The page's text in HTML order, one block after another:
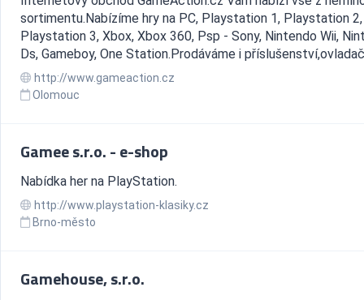
sortimentu.Nabízíme hry na PC, Playstation 1, Playstation 2,
Playstation 3, Xbox, Xbox 360, Psp - Sony, Nintendo Wii,
Ds, Gameboy, One Station.Prodáváme i
http://www.gameaction.cz
Olomouc
Gamee s.r.o. - e-shop
Nabídka her na PlayStation.
http://www.playstation-klasiky.cz
Brno-město
Gamehouse, s.r.o.